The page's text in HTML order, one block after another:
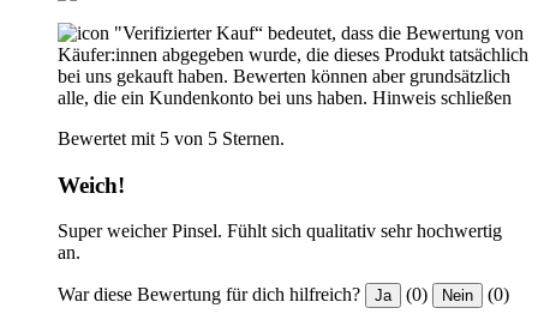
"Verifizierter Kauf“ bedeutet, dass die Bewertung von
Käufer:innen abgegeben wurde, die dieses Produkt tatsächlich
bei uns gekauft haben. Bewerten können aber grundsätzlich
alle, die ein Kundenkonto bei uns haben. Hinweis schließen
Bewertet mit 5 von 5 Sternen.
Weich!
Super weicher Pinsel. Fühlt sich qualitativ sehr hochwertig
an.
War diese Bewertung für dich hilfreich? Ja (0) Nein (0)